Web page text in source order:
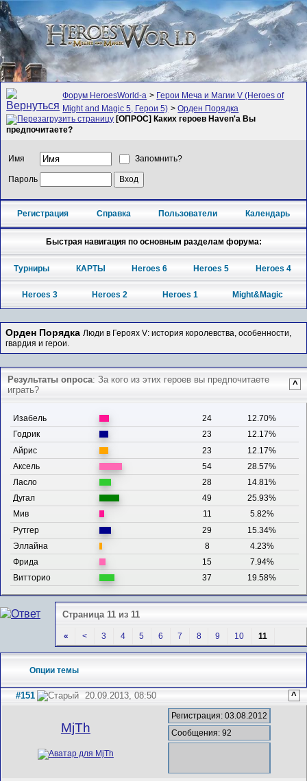
Форум HeroesWorld-а > Герои Меча и Магии V (Heroes of
Might and Magic 5, Герои 5) >Орден Порядка
[ОПРОС] Каких героев Haven'а Вы
предпочитаете?
Имя Запомнить?
Пароль
Регистрация Справка Пользователи Календарь
Быстрая навигация по основным разделам форума:
Турниры КАРТЫ Heroes 6 Heroes 5 Heroes 4
Heroes 3 Heroes 2 Heroes 1 Might&Magic
Орден Порядка Люди в Героях V: история королевства, особенности,
гвардия и герои.
Результаты опроса: За кого из этих героев вы предпочитаете
играть?
^
Изабель 24
12.70%
Годрик
23
12.17%
Айрис
23
12.17%
Аксель
54
28.57%
Ласло
28
14.81%
Дугал
49
25.93%
Мив
11
5.82%
Рутгер
29
15.34%
Эллайна
8
4.23%
Фрида
15
7.94%
Витторио
37 19.58%
Страница 11 из 11
« < 3 4 5 6 7 8 9 10 11
Опции темы
#151 20.09.2013, 08:50 ^
MjTh
Регистрация: 03.08.2012
Сообщения: 92